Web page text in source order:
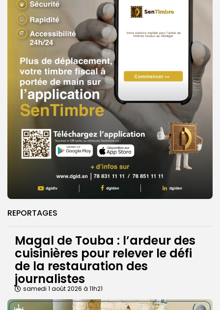
REPORTAGES
Magal de Touba : l’ardeur des
cuisinières pour relever le défi
de la restauration des
journalistes
samedi 1 août 2026 à 11h21